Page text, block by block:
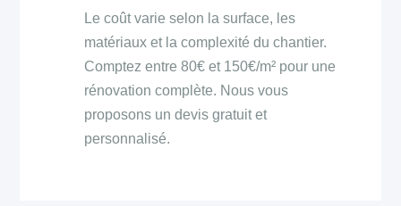
Le coût varie selon la surface, les
matériaux et la complexité du chantier.
Comptez entre 80€ et 150€/m² pour une
rénovation complète. Nous vous
proposons un devis gratuit et
personnalisé.